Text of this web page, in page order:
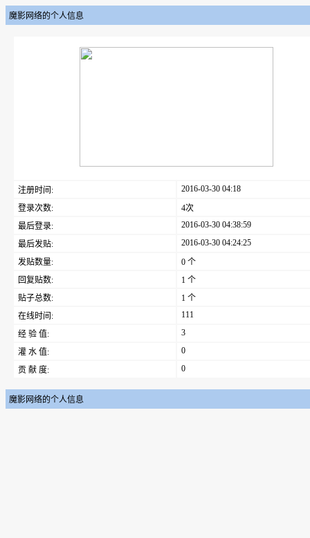
魔影网络的个人信息
注册时间:
2016-03-30 04:18
登录次数:
4次
最后登录:
2016-03-30 04:38:59
最后发贴:
2016-03-30 04:24:25
发贴数量:
0 个
回复贴数:
1 个
贴子总数:
1 个
在线时间:
111
经 验 值:
3
灌 水 值:
0
贡 献 度:
0
魔影网络的个人信息